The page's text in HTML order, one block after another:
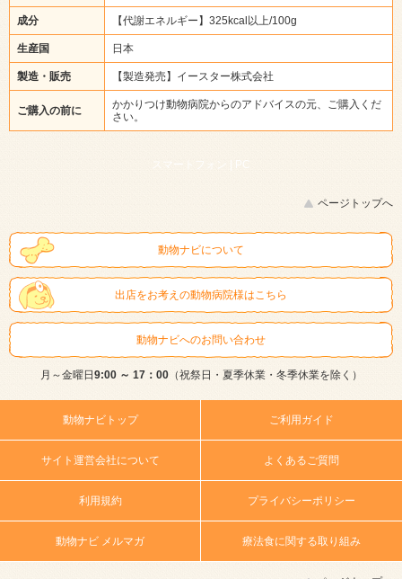
成分 【代謝エネルギー】325kcal以上/100g
生産国 日本
製造・販売 【製造発売】イースター株式会社
ご購入の前に
かかりつけ動物病院からのアドバイスの元、ご購入くだ
さい。
スマートフォン | PC
ページトップへ
動物ナビについて
出店をお考えの動物病院様はこちら
動物ナビへのお問い合わせ
月～金曜日9:00 ～ 17：00（祝祭日・夏季休業・冬季休業を除く）
動物ナビトップ ご利用ガイド
サイト運営会社について よくあるご質問
利用規約 プライバシーポリシー
動物ナビ メルマガ 療法食に関する取り組み